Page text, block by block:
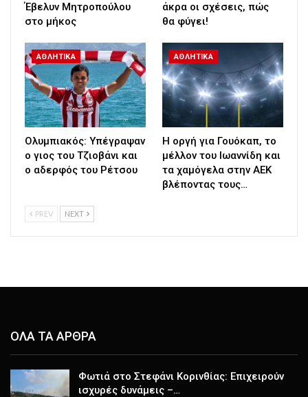
Έβελυν Μητροπούλου
στο μήκος
άκρα οι σχέσεις, πώς
θα φύγει!
ΑΘΛΗΤΙΚΑ
Ολυμπιακός: Υπέγραψαν
ο γιος του Τζιοβάνι και
ο αδερφός του Ρέτσου
ΑΘΛΗΤΙΚΑ
Η οργή για Γουόκαπ, το
μέλλον του Ιωαννίδη και
τα χαμόγελα στην ΑΕΚ
βλέποντας τους…
PREV NEXT
ΟΛΑ ΤΑ ΑΡΘΡΑ
Φωτιά στο Στεφάνι Κορινθίας: Επιχειρούν
ισχυρές δυνάμεις –…